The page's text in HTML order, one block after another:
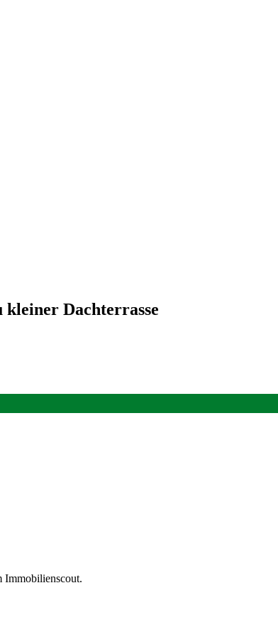
Dachterrasse
Immobilienscout.